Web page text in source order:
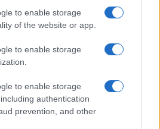
to enable storage
of the website or app.
to enable storage
to enable storage
authentication
prevention, and other
Facebook
Cookie Policy
Prima Pagina